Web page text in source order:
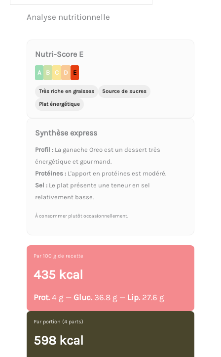
Analyse nutritionnelle
Nutri-Score E
A B C D E
Très riche en graisses
Source de sucres
Plat énergétique
Synthèse express
Profil : La ganache Oreo est un dessert très
énergétique et gourmand.
Protéines : L'apport en protéines est modéré.
Sel : Le plat présente une teneur en sel
relativement basse.
À consommer plutôt occasionnellement.
Par 100 g de recette
435 kcal
Prot. 4 g — Gluc. 36.8 g — Lip. 27.6 g
Par portion (4 parts)
598 kcal